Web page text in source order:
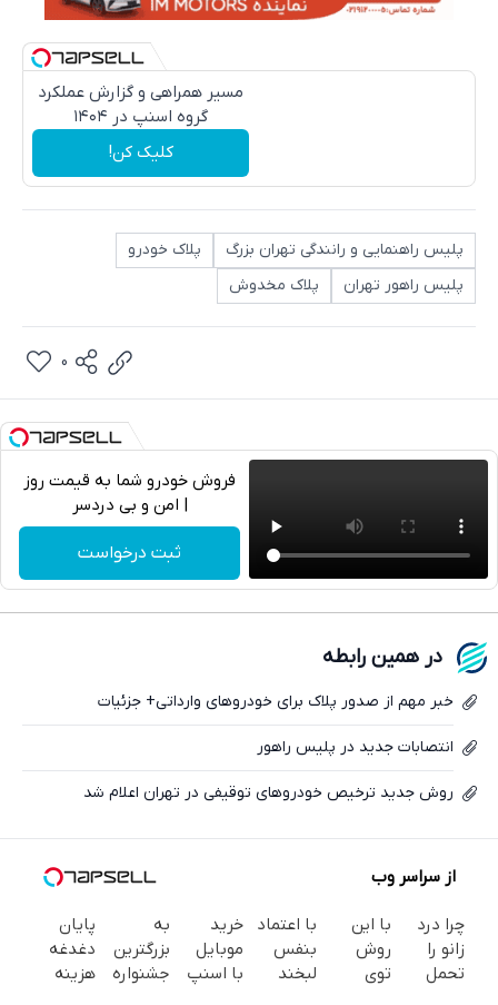
مسیر همراهی و گزارش عملکرد
گروه اسنپ در ۱۴۰۴
کلیک کن!
پلیس راهنمایی و رانندگی تهران بزرگ
پلاک خودرو
پلیس راهور تهران
پلاک مخدوش
تلگرام
واتساپ
0
فروش خودرو شما به قیمت روز
| امن و بی دردسر
ثبت درخواست
در همین رابطه
خبر مهم از صدور پلاک برای خودروهای وارداتی+ جزئیات
انتصابات جدید در پلیس راهور
روش جدید ترخیص خودروهای توقیفی در تهران اعلام شد
از سراسر وب
چرا درد
زانو را
تحمل
با این
روش
توی
با اعتماد
بنفس
لبخند
خرید
موبایل
با اسنپ
به
بزرگترین
جشنواره
پایان
دغدغه
هزینه